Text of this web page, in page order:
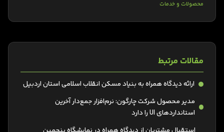
محصولات و خدمات
مقالات مرتبط
ارائه دیدگاه همراه به بنیاد مسکن انقلاب اسلامی استان اردبیل
مدیر محصول شرکت چارگون: نرم‌افزار جمع‌دار آخرین
استانداردهای UI را دارد